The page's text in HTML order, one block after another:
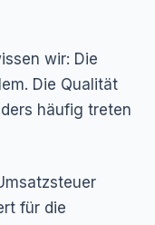
wir: Die
Die Qualität
häufig treten
für die